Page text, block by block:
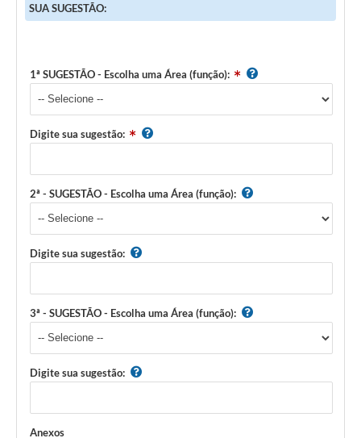
SUA SUGESTÃO:
1ª SUGESTÃO - Escolha uma Área (função):
Digite sua sugestão:
2ª - SUGESTÃO - Escolha uma Área (função):
Digite sua sugestão:
3ª - SUGESTÃO - Escolha uma Área (função):
Digite sua sugestão:
Anexos